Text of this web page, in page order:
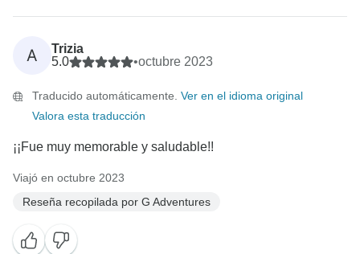
A
Trizia
5.0
•octubre 2023
Traducido automáticamente. Ver en el idioma original
Valora esta traducción
¡¡Fue muy memorable y saludable!!
Viajó en octubre 2023
Reseña recopilada por G Adventures